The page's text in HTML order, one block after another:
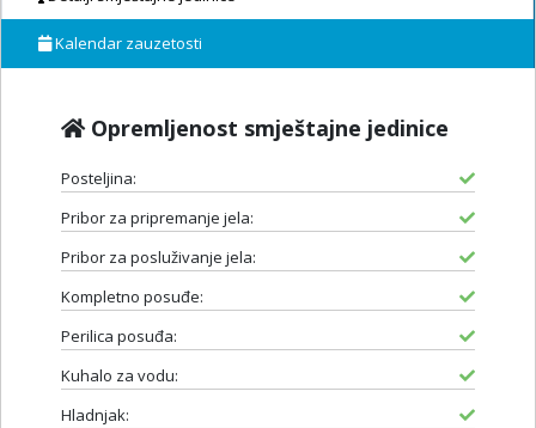
Kalendar zauzetosti
Opremljenost smještajne jedinice
Posteljina:
Pribor za pripremanje jela:
Pribor za posluživanje jela:
Kompletno posuđe:
Perilica posuđa:
Kuhalo za vodu:
Hladnjak: